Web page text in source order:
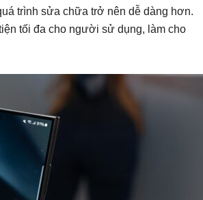
trình sửa chữa trở nên dễ dàng hơn.
tối đa cho người sử dụng, làm cho